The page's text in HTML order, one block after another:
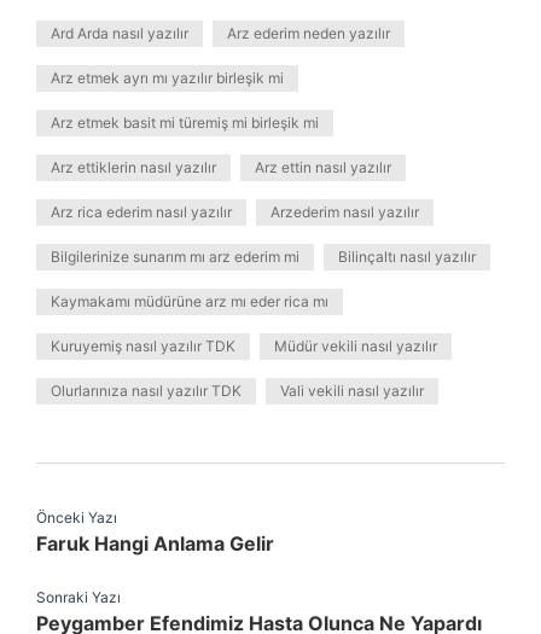
Ard Arda nasıl yazılır Arz ederim neden yazılır
Arz etmek ayrı mı yazılır birleşik mi
Arz etmek basit mi türemiş mi birleşik mi
Arz ettiklerin nasıl yazılır Arz ettin nasıl yazılır
Arz rica ederim nasıl yazılır Arzederim nasıl yazılır
Bilgilerinize sunarım mı arz ederim mi Bilinçaltı nasıl yazılır
Kaymakamı müdürüne arz mı eder rica mı
Kuruyemiş nasıl yazılır TDK Müdür vekili nasıl yazılır
Olurlarınıza nasıl yazılır TDK Vali vekili nasıl yazılır
Önceki Yazı
Faruk Hangi Anlama Gelir
Sonraki Yazı
Peygamber Efendimiz Hasta Olunca Ne Yapardı